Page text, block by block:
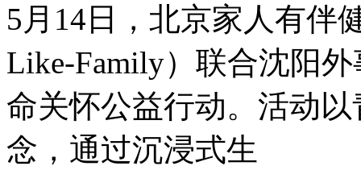
5月14日，北京家人有伴
Like-Family）联合沈阳
命关怀公益行动。活动
念，通过沉浸式生